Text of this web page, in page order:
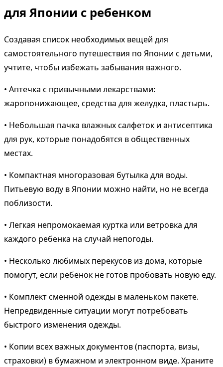
для Японии с ребенком
Создавая список необходимых вещей для
самостоятельного путешествия по Японии с детьми,
учтите, чтобы избежать забывания важного.
• Аптечка с привычными лекарствами:
жаропонижающее, средства для желудка, пластырь.
• Небольшая пачка влажных салфеток и антисептика
для рук, которые понадобятся в общественных
местах.
• Компактная многоразовая бутылка для воды.
Питьевую воду в Японии можно найти, но не всегда
поблизости.
• Легкая непромокаемая куртка или ветровка для
каждого ребенка на случай непогоды.
• Несколько любимых перекусов из дома, которые
помогут, если ребенок не готов пробовать новую еду.
• Комплект сменной одежды в маленьком пакете.
Непредвиденные ситуации могут потребовать
быстрого изменения одежды.
• Копии всех важных документов (паспорта, визы,
страховки) в бумажном и электронном виде. Храните